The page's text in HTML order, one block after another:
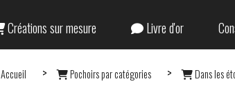
Créations sur mesure Livre d'or
Accueil Pochoirs par catégories Dans les